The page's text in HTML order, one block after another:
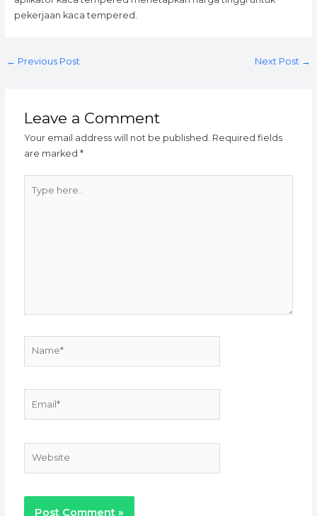
pekerjaan kaca tempered.
← Previous Post Next Post →
Leave a Comment
Your email address will not be published. Required fields
are marked*
here..